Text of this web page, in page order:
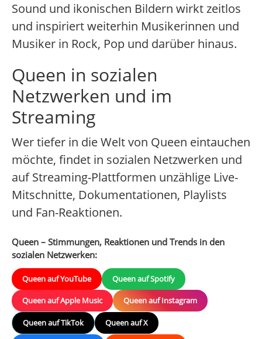
Sound und ikonischen Bildern wirkt zeitlos
und inspiriert weiterhin Musikerinnen und
Musiker in Rock, Pop und darüber hinaus.
Queen in sozialen
Netzwerken und im
Streaming
Wer tiefer in die Welt von Queen eintauchen
möchte, findet in sozialen Netzwerken und
auf Streaming-Plattformen unzählige Live-
Mitschnitte, Dokumentationen, Playlists
und Fan-Reaktionen.
Queen – Stimmungen, Reaktionen und Trends in den
sozialen Netzwerken:
Queen auf YouTube Queen auf Spotify
Queen auf Apple Music Queen auf Instagram
Queen auf TikTok Queen auf X